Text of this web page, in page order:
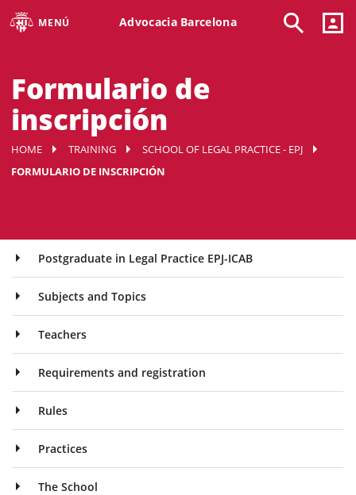
MENÚ Advocacia Barcelona
Formulario de
inscripción
HOME TRAINING
SCHOOL OF LEGAL PRACTICE - EPJ
FORMULARIO DE INSCRIPCIÓN
Postgraduate in Legal Practice EPJ-ICAB
Subjects and Topics
Teachers
Requirements and registration
Rules
Practices
The School